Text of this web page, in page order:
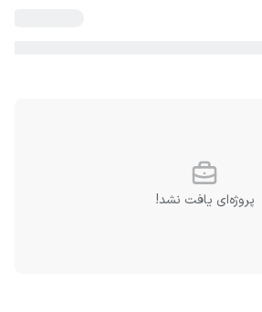
پروژه‌ای یافت نشد!